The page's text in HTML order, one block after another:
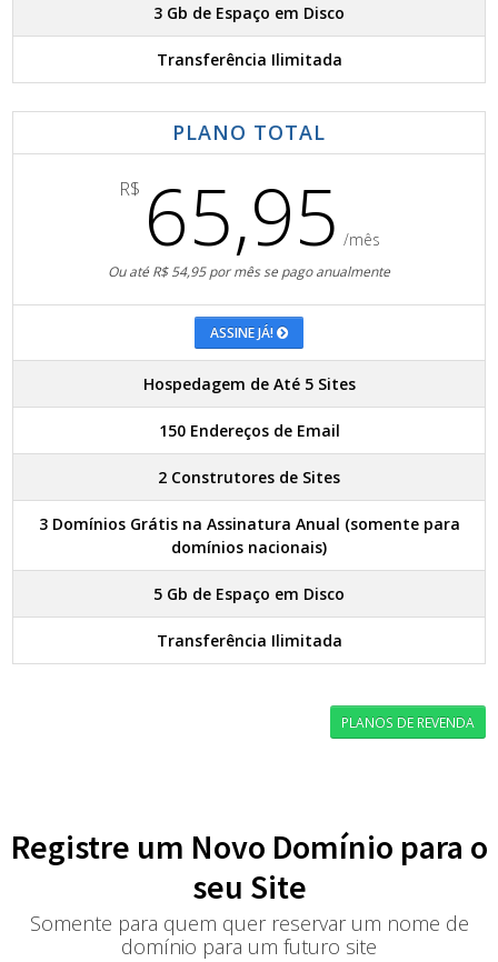
3 Gb de Espaço em Disco
Transferência Ilimitada
PLANO TOTAL
R$ 65,95 /mês
Ou até R$ 54,95 por mês se pago anualmente
ASSINE JÁ!
Hospedagem de Até 5 Sites
150 Endereços de Email
2 Construtores de Sites
3 Domínios Grátis na Assinatura Anual (somente para
domínios nacionais)
5 Gb de Espaço em Disco
Transferência Ilimitada
PLANOS DE REVENDA
Registre um Novo Domínio para o
seu Site
Somente para quem quer reservar um nome de
domínio para um futuro site